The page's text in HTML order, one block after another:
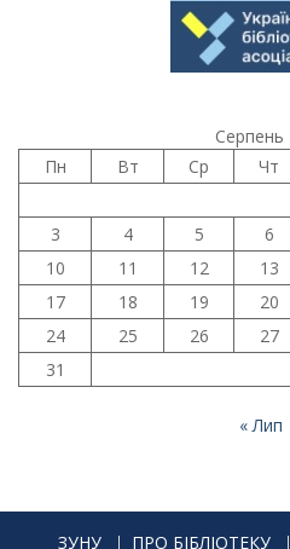
Серпень
Пн
Вт Ср Чт
3
4 5 6
10
11 12 13
17
18 19 20
24
25 26 27
31
« Лип
ЗУНУ ПРО БІБЛІОТЕКУ